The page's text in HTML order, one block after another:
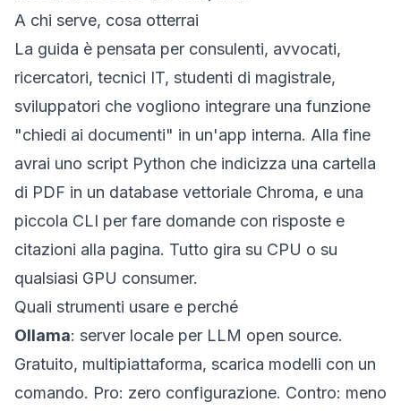
A chi serve, cosa otterrai
La guida è pensata per consulenti, avvocati,
ricercatori, tecnici IT, studenti di magistrale,
sviluppatori che vogliono integrare una funzione
"chiedi ai documenti" in un'app interna. Alla fine
avrai uno script Python che indicizza una cartella
di PDF in un database vettoriale Chroma, e una
piccola CLI per fare domande con risposte e
citazioni alla pagina. Tutto gira su CPU o su
qualsiasi GPU consumer.
Quali strumenti usare e perché
Ollama: server locale per LLM open source.
Gratuito, multipiattaforma, scarica modelli con un
comando. Pro: zero configurazione. Contro: meno